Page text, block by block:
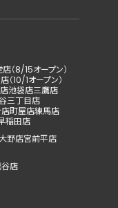
（8/15オープン）
（10/1オープン）
池袋店三鷹店
三丁目店
町屋店練馬店
稲田店
野店宮前平店
店